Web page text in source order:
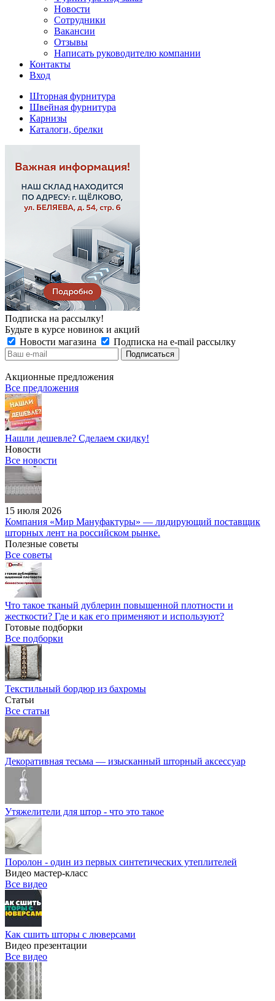
Новости
Сотрудники
Вакансии
Отзывы
Написать руководителю компании
Контакты
Вход
Шторная фурнитура
Швейная фурнитура
Карнизы
Каталоги, брелки
Подписка на рассылку!
Будьте в курсе новинок и акций
Новости магазина
Подписка на e-mail рассылку
Акционные предложения
Все предложения
Нашли дешевле? Сделаем скидку!
Новости
Все новости
15 июля 2026
Компания «Мир Мануфактуры» — лидирующий поставщик
шторных лент на российском рынке.
Полезные советы
Все советы
Что такое тканый дублерин повышенной плотности и
жесткости? Где и как его применяют и используют?
Готовые подборки
Все подборки
Текстильный бордюр из бахромы
Статьи
Все статьи
Декоративная тесьма — изысканный шторный аксессуар
Утяжелители для штор - что это такое
Поролон - один из первых синтетических утеплителей
Видео мастер-класс
Все видео
Как сшить шторы с люверсами
Видео презентации
Все видео